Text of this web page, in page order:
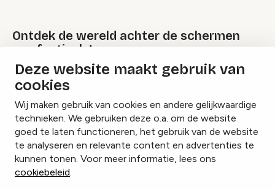
Deze website maakt gebruik van
cookies
Wij maken gebruik van cookies en andere gelijkwaardige
technieken. We gebruiken deze o.a. om de website
goed te laten functioneren, het gebruik van de website
te analyseren en relevante content en advertenties te
kunnen tonen. Voor meer informatie, lees ons
cookiebeleid.
Ontdek de wereld achter de schermen
van festivals!
Lees onze Festival Specials
InstagramFacebookLinkedIn